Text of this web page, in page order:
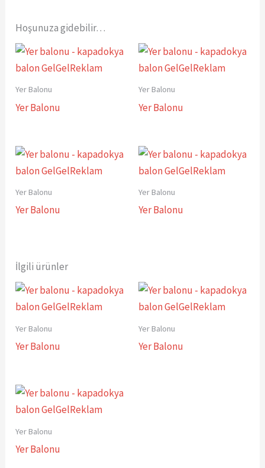
Hoşunuza gidebilir…
Yer Balonu
Yer Balonu
Yer Balonu
Yer Balonu
Yer Balonu
Yer Balonu
Yer Balonu
Yer Balonu
İlgili ürünler
Yer Balonu
Yer Balonu
Yer Balonu
Yer Balonu
Yer Balonu
Yer Balonu